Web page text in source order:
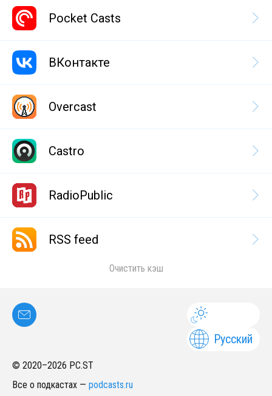
Pocket Casts
ВКонтакте
Overcast
Castro
RadioPublic
RSS feed
Очистить кэш
Русский
© 2020–2026 PC.ST
Все о подкастах — podcasts.ru